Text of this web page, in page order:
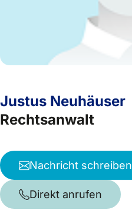
Justus Neuhäuser
Rechtsanwalt
Nachricht schreiben
Direkt anrufen